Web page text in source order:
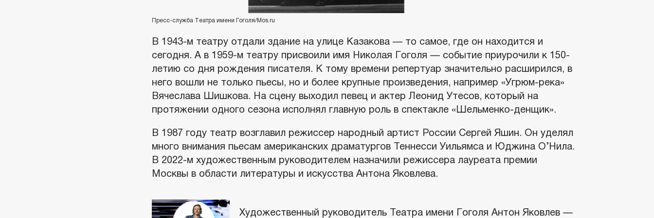
Пресс-служба Театра имени Гоголя/Mos.ru
В 1943-м театру отдали здание на улице Казакова — то самое, где он находится и
сегодня. А в 1959-м театру присвоили имя Николая Гоголя — событие приурочили к 150-
летию со дня рождения писателя. К тому времени репертуар значительно расширился, в
него вошли не только пьесы, но и более крупные произведения, например «Угрюм-река»
Вячеслава Шишкова. На сцену выходил певец и актер Леонид Утесов, который на
протяжении одного сезона исполнял главную роль в спектакле «Шельменко-денщик».
В 1987 году театр возглавил режиссер народный артист России Сергей Яшин. Он уделял
много внимания пьесам американских драматургов Теннесси Уильямса и Юджина О’Нила.
В 2022-м художественным руководителем назначили режиссера лауреата премии
Москвы в области литературы и искусства Антона Яковлева.
Художественный руководитель Театра имени Гоголя Антон Яковлев —